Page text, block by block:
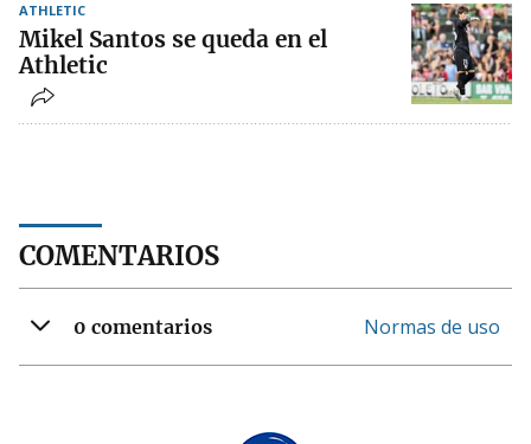
ATHLETIC
Mikel Santos se queda en el
Athletic
COMENTARIOS
0 comentarios Normas de uso